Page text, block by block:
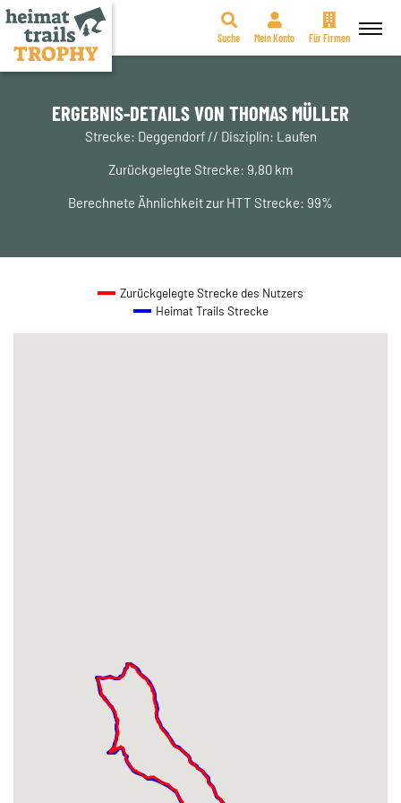
Zum
Suche Mein Konto Für Firmen
ERGEBNIS-DETAILS VON THOMAS MÜLLER
Strecke: Deggendorf // Disziplin: Laufen
Zurückgelegte Strecke: 9,80 km
Berechnete Ähnlichkeit zur HTT Strecke: 99%
Zurückgelegte Strecke des Nutzers
Heimat Trails Strecke